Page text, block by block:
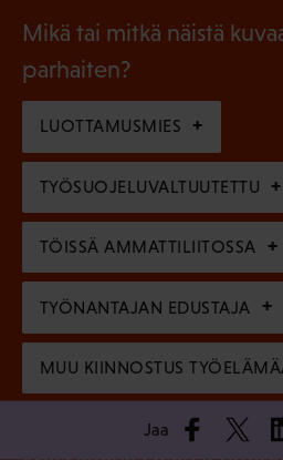
n
e
)
l
i
n
e
n
)
l
i
n
e
n
)
Mikä tai mitkä näistä
parhaiten?
LUOTTAMUSMIES
TYÖSUOJELUVALTUUTETTU
TÖISSÄ AMMATTILIITOSSA
TYÖNANTAJAN EDUSTAJA
MUU KIINNOSTUS
Jaa